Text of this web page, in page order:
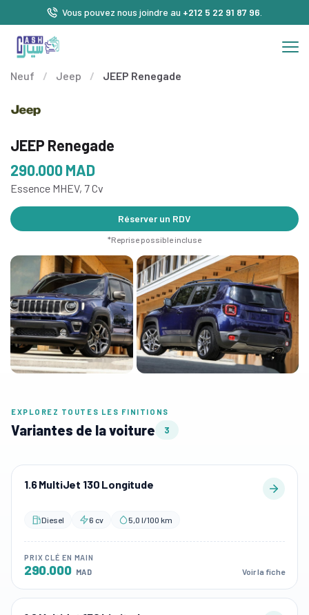
Vous pouvez nous joindre au +212 5 22 91 87 96
Neuf / Jeep / JEEP Renegade
JEEP Renegade
290.000MAD
Essence MHEV, 7 Cv
Réserver un RDV
*Reprise possible incluse
EXPLOREZ TOUTES LES FINITIONS
Variantes de la voiture 3
1.6 MultiJet 130 Longitude
Diesel 6 cv 5,0 l/100 km
PRIX CLÉ EN MAIN
290.000 MAD Voir la fiche